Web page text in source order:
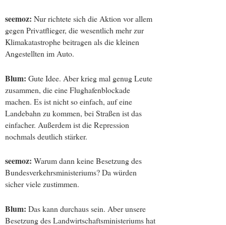
seemoz: Nur richtete sich die Aktion vor allem
gegen Privatflieger, die wesentlich mehr zur
Klimakatastrophe beitragen als die kleinen
Angestellten im Auto.
Blum: Gute Idee. Aber krieg mal genug Leute
zusammen, die eine Flughafenblockade
machen. Es ist nicht so einfach, auf eine
Landebahn zu kommen, bei Straßen ist das
einfacher. Außerdem ist die Repression
nochmals deutlich stärker.
seemoz: Warum dann keine Besetzung des
Bundesverkehrsministeriums? Da würden
sicher viele zustimmen.
Blum: Das kann durchaus sein. Aber unsere
Besetzung des Landwirtschaftsministeriums hat